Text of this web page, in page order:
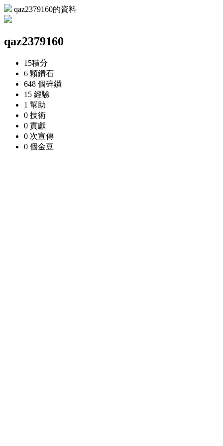
qaz2379160的資料
qaz2379160
15積分
6 顆鑽石
648 個碎鑽
15 經驗
1 幫助
0 技術
0 貢獻
0 次宣傳
0 個金豆